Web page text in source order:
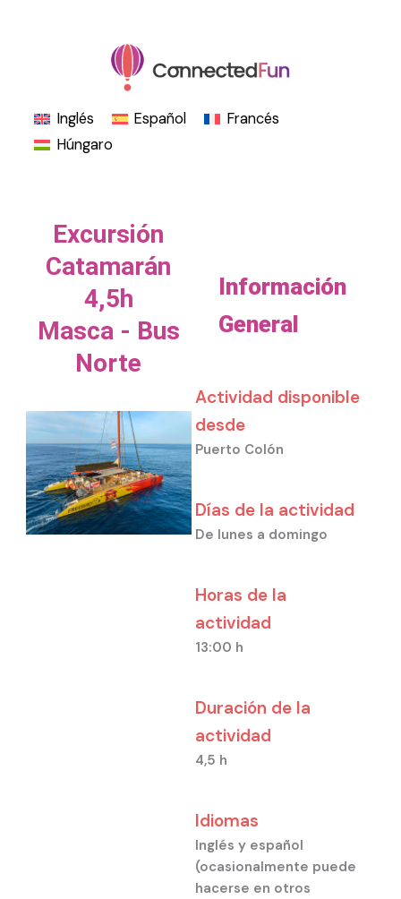
Inglés Español
Francés
Húngaro
Excursión
Catamarán
4,5h
Masca - Bus
Norte
Información
General
Actividad disponible
desde
Puerto Colón
Días de la actividad
De lunes a domingo
Horas de la
actividad
13:00 h
Duración de la
actividad
4,5 h
Idiomas
Inglés y español
(ocasionalmente puede
hacerse en otros